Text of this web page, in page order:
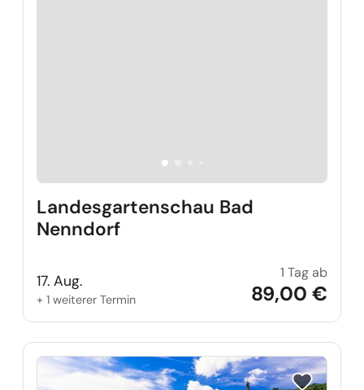
Landesgartenschau Bad
Nenndorf
17. Aug.
+ 1 weiterer Termin
1 Tag ab
89,00 €
Reise auf